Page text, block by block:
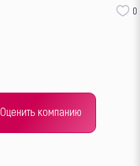
0
Оценить компанию